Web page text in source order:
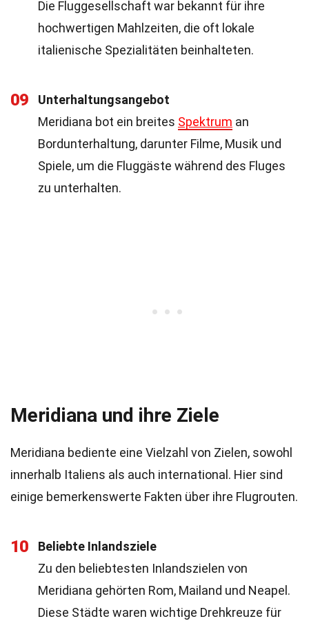
Die Fluggesellschaft war bekannt für ihre
hochwertigen Mahlzeiten, die oft lokale
italienische Spezialitäten beinhalteten.
09
Unterhaltungsangebot
Meridiana bot ein breites Spektrum an
Bordunterhaltung, darunter Filme, Musik und
Spiele, um die Fluggäste während des Fluges
zu unterhalten.
Meridiana und ihre Ziele
Meridiana bediente eine Vielzahl von Zielen, sowohl
innerhalb Italiens als auch international. Hier sind
einige bemerkenswerte Fakten über ihre Flugrouten.
10
Beliebte Inlandsziele
Zu den beliebtesten Inlandszielen von
Meridiana gehörten Rom, Mailand und Neapel.
Diese Städte waren wichtige Drehkreuze für